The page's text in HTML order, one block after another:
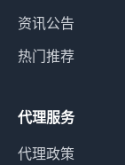
资讯公告
热门推荐
代理服务
代理政策